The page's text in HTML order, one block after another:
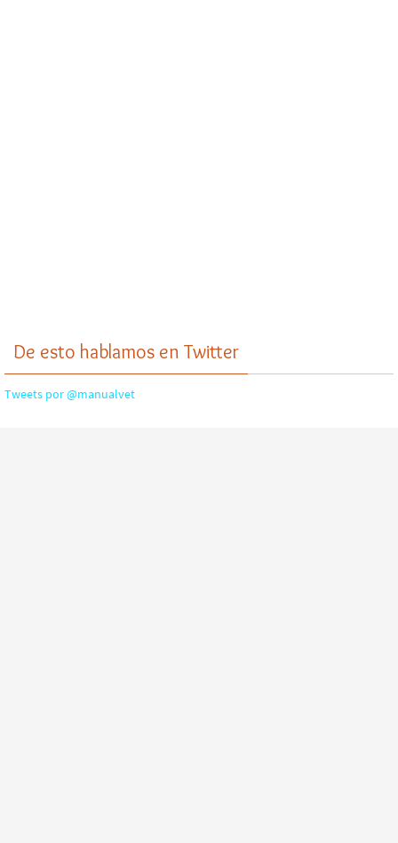
De esto hablamos en Twitter
Tweets por @manualvet